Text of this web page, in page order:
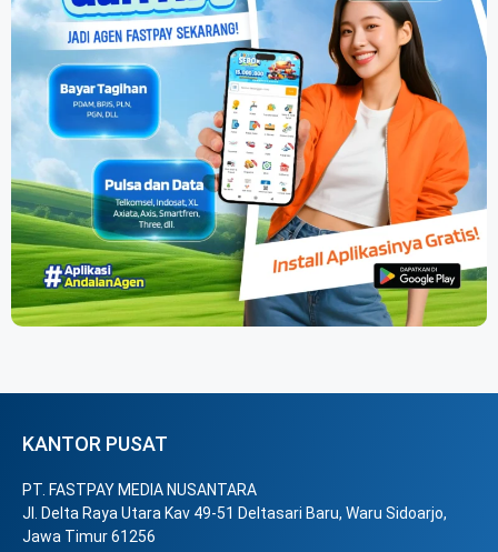
KANTOR PUSAT
PT. FASTPAY MEDIA NUSANTARA
Jl. Delta Raya Utara Kav 49-51 Deltasari Baru, Waru Sidoarjo,
Jawa Timur 61256